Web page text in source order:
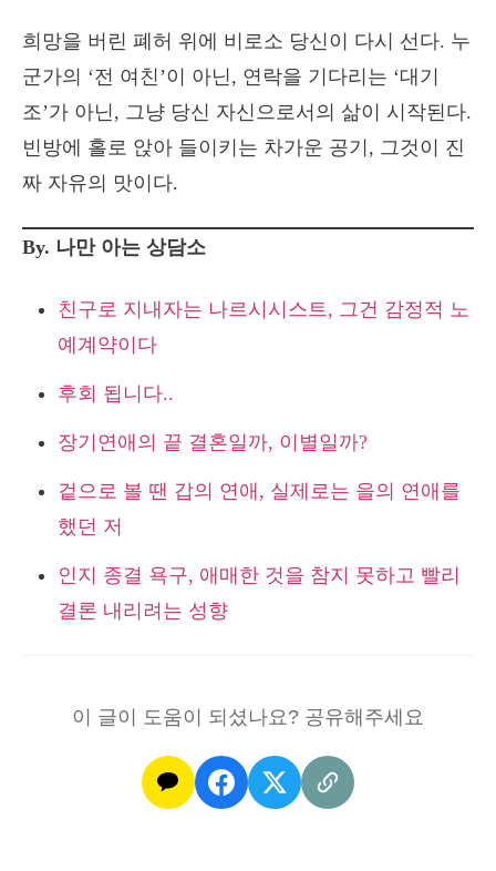
희망을 버린 폐허 위에 비로소 당신이 다시 선다. 누
군가의 ‘전 여친’이 아닌, 연락을 기다리는 ‘대기
조’가 아닌, 그냥 당신 자신으로서의 삶이 시작된다.
빈방에 홀로 앉아 들이키는 차가운 공기, 그것이 진
짜 자유의 맛이다.
By. 나만 아는 상담소
친구로 지내자는 나르시시스트, 그건 감정적 노
예계약이다
후회 됩니다..
장기연애의 끝 결혼일까, 이별일까?
겉으로 볼 땐 갑의 연애, 실제로는 을의 연애를
했던 저
인지 종결 욕구, 애매한 것을 참지 못하고 빨리
결론 내리려는 성향
이 글이 도움이 되셨나요? 공유해주세요